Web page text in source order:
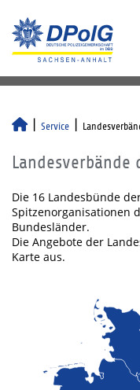
Service
Landesverbände
Die 16 Landesbünde
Spitzenorganisationen
Bundesländer.
Die Angebote der
Karte aus.